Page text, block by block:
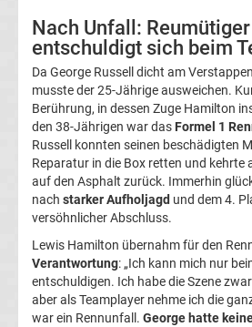
DFB-
Pokal
Ergebnisse
Champions
League
Tabelle
Champions
Nach Unfall:
entschuldigt sich beim
Da George Russell dicht am
musste der 25-Jährige ausweichen.
Berührung, in dessen Zuge Hamilton
den 38-Jährigen war das Formel 1
Russell konnten seinen beschädigten
Reparatur in die Box retten und kehrte
auf den Asphalt zurück. Immerhin
nach starker Aufholjagd und dem 4.
versöhnlicher Abschluss.
Lewis Hamilton übernahm für den
Verantwortung: „Ich kann mich nur
entschuldigen. Ich habe die Szene
aber als Teamplayer nehme ich die
war ein Rennunfall. George hatte